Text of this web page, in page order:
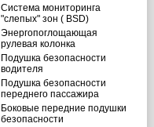
Система мониторинга
"слепых" зон ( BSD)
Энергопоглощающая
рулевая колонка
Подушка безопасности
водителя
Подушка безопасности
переднего пассажира
Боковые передние подушки
безопасности